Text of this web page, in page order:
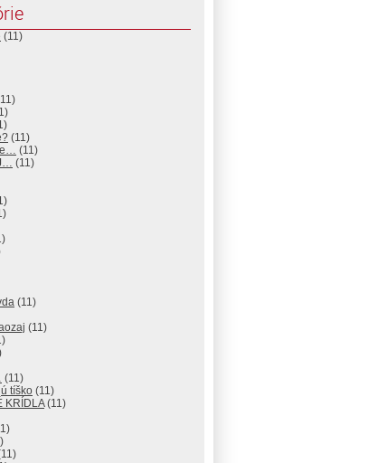
(11)
(11)
(11)
(11)
(11)
(11)
(11)
tíško (11)
KRÍDLA(11)